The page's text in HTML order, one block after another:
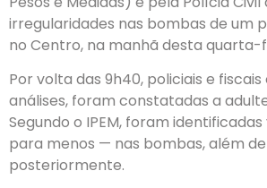
irregularidades nas bombas de um
no Centro, na manhã desta quarta-
Por volta das 9h40, policiais e
análises, foram constatadas a
Segundo o IPEM, foram
para menos — nas bombas, além
posteriormente.